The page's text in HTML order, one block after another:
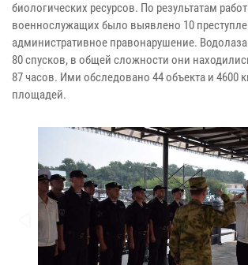
биологических ресурсов. По результатам
военнослужащих было выявлено 10
административное правонарушение.
80 спусков, в общей сложности они
87 часов. Ими обследовано 44 объекта и 4600
площадей.